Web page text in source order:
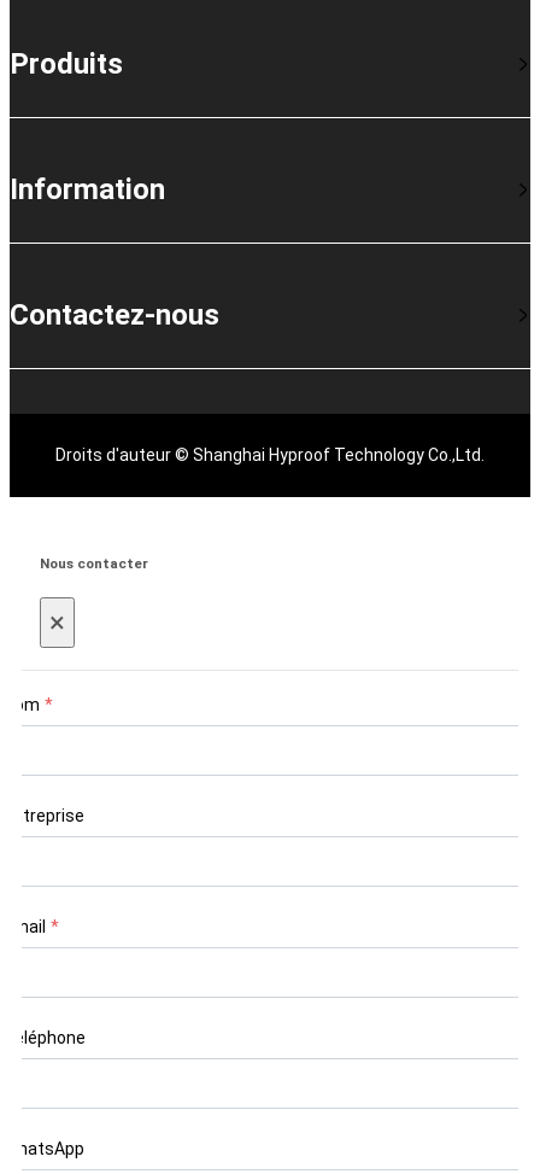
Produits
Information
Contactez-nous
Droits d'auteur © Shanghai Hyproof Technology Co.,Ltd.
Nous contacter
×
Nom *
Entreprise
Email *
Téléphone
WhatsApp